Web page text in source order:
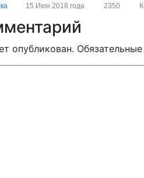
15 Июн 2018 года 2350
опубликован.